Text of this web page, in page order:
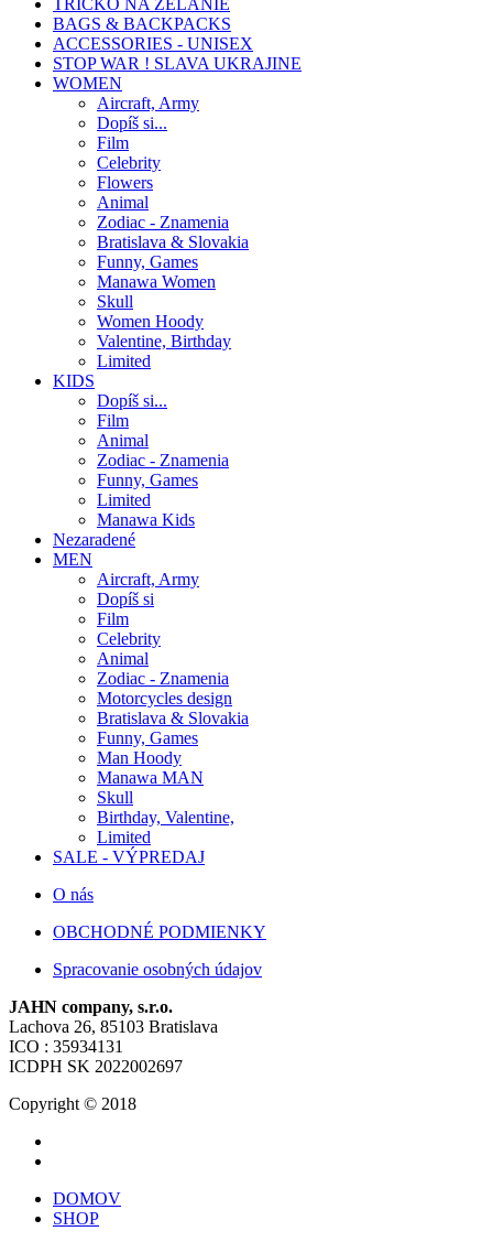
BAGS & BACKPACKS
ACCESSORIES - UNISEX
STOP WAR ! SLAVA UKRAJINE
WOMEN
Aircraft, Army
Dopíš si...
Film
Celebrity
Flowers
Animal
Zodiac - Znamenia
Bratislava & Slovakia
Funny, Games
Manawa Women
Skull
Women Hoody
Valentine, Birthday
Limited
KIDS
Dopíš si...
Film
Animal
Zodiac - Znamenia
Funny, Games
Limited
Manawa Kids
Nezaradené
MEN
Aircraft, Army
Dopíš si
Film
Celebrity
Animal
Zodiac - Znamenia
Motorcycles design
Bratislava & Slovakia
Funny, Games
Man Hoody
Manawa MAN
Skull
Birthday, Valentine,
Limited
SALE - VÝPREDAJ
O nás
OBCHODNÉ PODMIENKY
Spracovanie osobných údajov
JAHN company, s.r.o.
Lachova 26, 85103 Bratislava
ICO : 35934131
ICDPH SK 2022002697
Copyright © 2018
DOMOV
SHOP